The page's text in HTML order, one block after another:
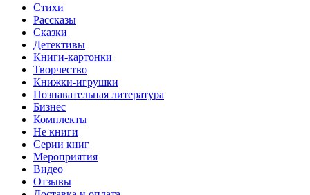
Стихи
Рассказы
Сказки
Детективы
Книги-картонки
Творчество
Книжки-игрушки
Познавательная литература
Бизнес
Комплекты
Не книги
Серии книг
Мероприятия
Видео
Отзывы